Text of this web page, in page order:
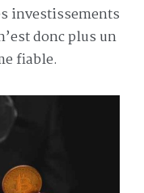
investissements
donc plus un
fiable.